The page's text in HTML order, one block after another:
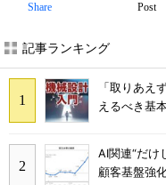
Share Post
記事ランキング
「取りあえ
えるべき基
AI関連“だけ
顧客基盤強